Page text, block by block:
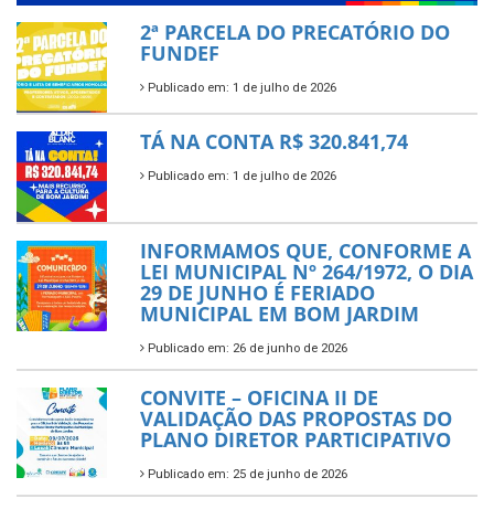
2ª PARCELA DO PRECATÓRIO DO
FUNDEF
Publicado em: 1 de julho de 2026
TÁ NA CONTA R$ 320.841,74
Publicado em: 1 de julho de 2026
INFORMAMOS QUE, CONFORME A
LEI MUNICIPAL Nº 264/1972, O DIA
29 DE JUNHO É FERIADO
MUNICIPAL EM BOM JARDIM
Publicado em: 26 de junho de 2026
CONVITE – OFICINA II DE
VALIDAÇÃO DAS PROPOSTAS DO
PLANO DIRETOR PARTICIPATIVO
Publicado em: 25 de junho de 2026